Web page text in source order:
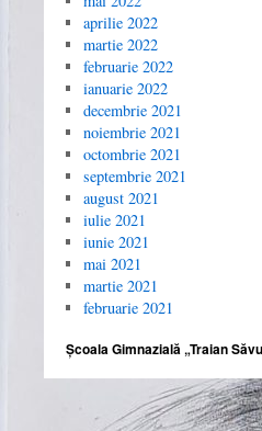
aprilie 2022
martie 2022
februarie 2022
ianuarie 2022
decembrie 2021
noiembrie 2021
octombrie 2021
septembrie 2021
august 2021
iulie 2021
iunie 2021
mai 2021
martie 2021
februarie 2021
Școala Gimnazială „Traian